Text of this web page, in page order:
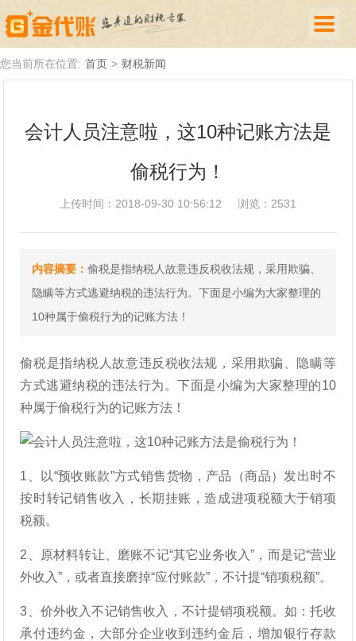
代理记账
厦门落户
财税新闻
关于我们
诚聘英才
您当前所在位置: 首页 > 财税新闻
会计人员注意啦，这10种记账方法是
偷税行为！
上传时间：2018-09-30 10:56:12 浏览：2531
内容摘要：偷税是指纳税人故意违反税收法规，采用欺骗、
隐瞒等方式逃避纳税的违法行为。下面是小编为大家整理的
10种属于偷税行为的记账方法！
偷税是指纳税人故意违反税收法规，采用欺骗、隐瞒等
方式逃避纳税的违法行为。下面是小编为大家整理的10
种属于偷税行为的记账方法！
1、以“预收账款”方式销售货物，产品（商品）发出时不
按时转记销售收入，长期挂账，造成进项税额大于销项
税额。
2、原材料转让、磨账不记“其它业务收入”，而是记“营业
外收入”，或者直接磨掉“应付账款”，不计提“销项税额”。
3、价外收入不记销售收入，不计提销项税额。如：托收
承付违约金，大部分企业收到违约金后，增加银行存款